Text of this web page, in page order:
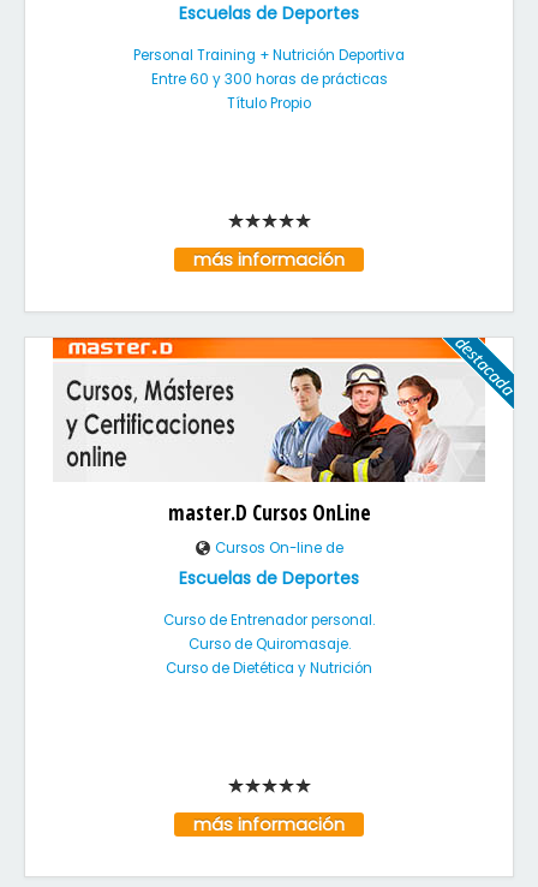
Escuelas de Deportes
Personal Training + Nutrición Deportiva
Entre 60 y 300 horas de prácticas
Título Propio
más información
master.D Cursos OnLine
Cursos On-line de
Escuelas de Deportes
Curso de Entrenador personal.
Curso de Quiromasaje.
Curso de Dietética y Nutrición
más información